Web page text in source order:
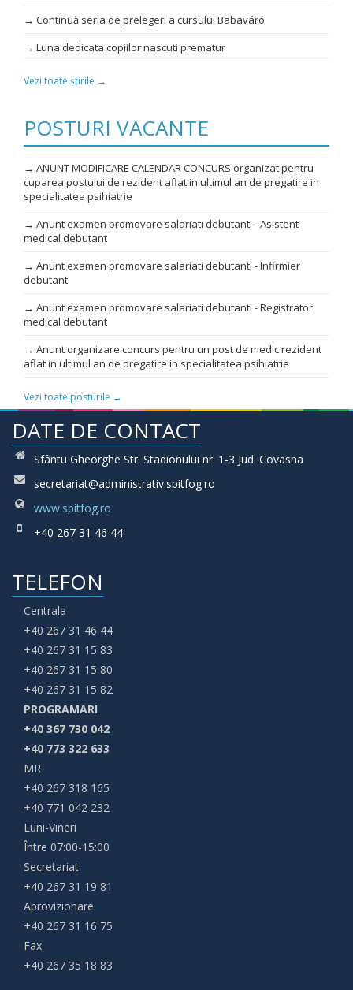
→ Continuă seria de prelegeri a cursului Babaváró
→ Luna dedicata copiilor nascuti prematur
Vezi toate știrile →
POSTURI VACANTE
→ ANUNT MODIFICARE CALENDAR CONCURS organizat pentru
cuparea postului de rezident aflat in ultimul an de pregatire in
specialitatea psihiatrie
→ Anunt examen promovare salariati debutanti - Asistent
medical debutant
→ Anunt examen promovare salariati debutanti - Infirmier
debutant
→ Anunt examen promovare salariati debutanti - Registrator
medical debutant
→ Anunt organizare concurs pentru un post de medic rezident
aflat in ultimul an de pregatire in specialitatea psihiatrie
Vezi toate posturile →
DATE DE CONTACT
Sfântu Gheorghe Str. Stadionului nr. 1-3 Jud. Covasna
secretariat@administrativ.spitfog.ro
www.spitfog.ro
+40 267 31 46 44
TELEFON
Centrala
+40 267 31 46 44
+40 267 31 15 83
+40 267 31 15 80
+40 267 31 15 82
PROGRAMARI
+40 367 730 042
+40 773 322 633
MR
+40 267 318 165
+40 771 042 232
Luni-Vineri
Între 07:00-15:00
Secretariat
+40 267 31 19 81
Aprovizionare
+40 267 31 16 75
Fax
+40 267 35 18 83